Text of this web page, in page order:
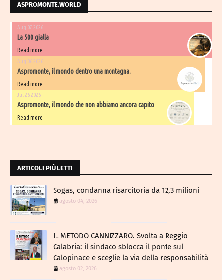
ASPROMONTE.WORLD
Aug 07 2026
La 500 gialla
Read more
Aug 06 2026
Aspromonte, il mondo dentro una montagna.
Read more
Jul 26 2026
Aspromonte, il mondo che non abbiamo ancora capito
Read more
ARTICOLI PIÙ LETTI
Sogas, condanna risarcitoria da 12,3 milioni
agosto 04, 2026
IL METODO CANNIZZARO​. Svolta a Reggio
Calabria: il sindaco sblocca il ponte sul
Calopinace e sceglie la via della responsabilità
agosto 02, 2026